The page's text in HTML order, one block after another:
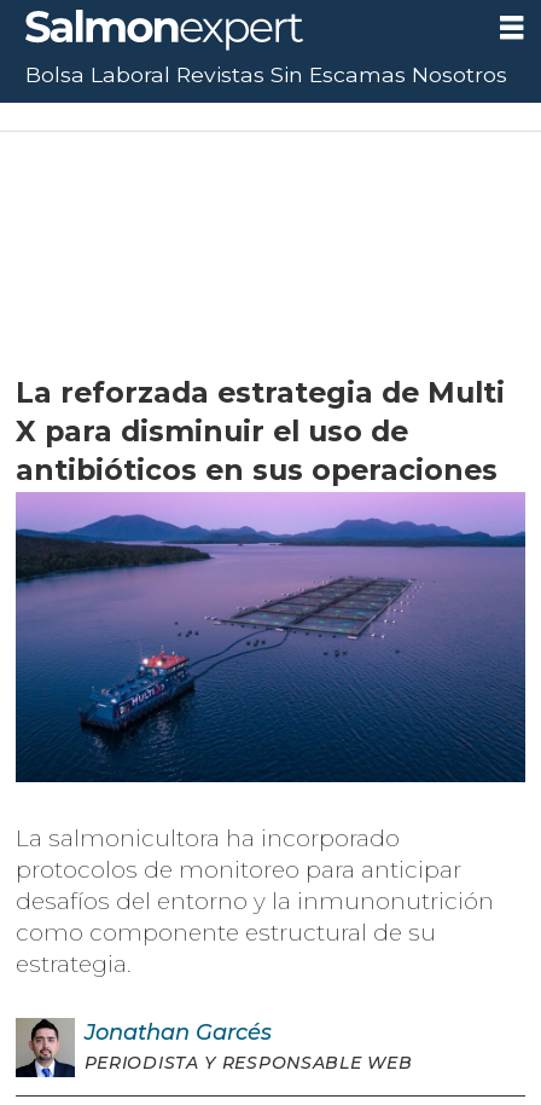
La reforzada estrategia de Multi
X para disminuir el uso de
antibióticos en sus operaciones
La salmonicultora ha incorporado
protocolos de monitoreo para anticipar
desafíos del entorno y la inmunonutrición
como componente estructural de su
estrategia.
Jonathan Garcés
PERIODISTA Y RESPONSABLE WEB
Bolsa Laboral Revistas Sin Escamas Nosotros